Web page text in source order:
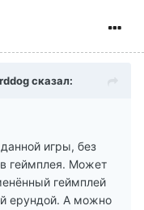
сказал:
игры, без
геймплея. Может
геймплей
ерундой. А можно